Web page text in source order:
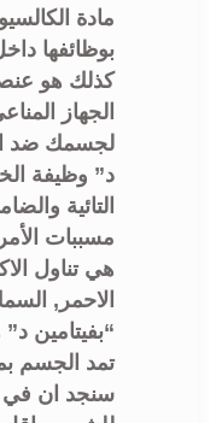
مادة
بوظائفها
كذلك هو
الجهاز
لجسمك ضد
د” وظيفة
التائية
مسببات
هي تناول
الاحمر,
“بفيتامين
تمد الجسم
سنجد ان في